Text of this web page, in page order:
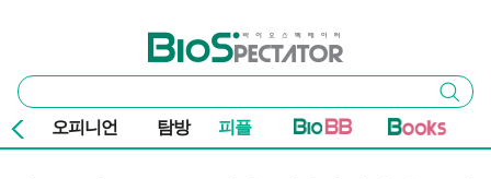
바이오스펙테이터
통
합
검
색
검색
오피니언 탐방 피플